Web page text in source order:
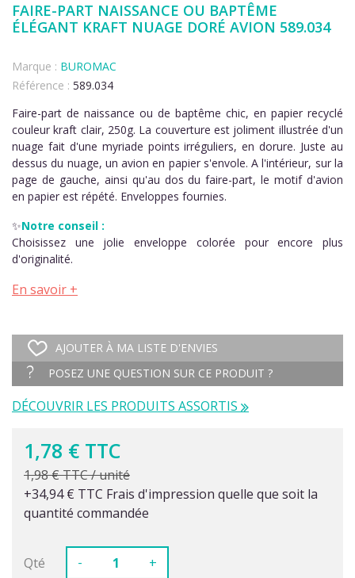
FAIRE-PART NAISSANCE OU BAPTÊME
ÉLÉGANT KRAFT NUAGE DORÉ AVION 589.034
Marque : BUROMAC
Référence : 589.034
Faire-part de naissance ou de baptême chic, en papier recyclé
couleur kraft clair, 250g. La couverture est joliment illustrée d'un
nuage fait d'une myriade points irréguliers, en dorure. Juste au
dessus du nuage, un avion en papier s'envole. A l'intérieur, sur la
page de gauche, ainsi qu'au dos du faire-part, le motif d'avion
en papier est répété. Enveloppes fournies.
✨Notre conseil :
Choisissez une jolie enveloppe colorée pour encore plus
d'originalité.
En savoir +
AJOUTER À MA LISTE D'ENVIES
POSEZ UNE QUESTION SUR CE PRODUIT ?
DÉCOUVRIR LES PRODUITS ASSORTIS
1,78 € TTC
1,98 € TTC / unité
+34,94 € TTC Frais d'impression quelle que soit la
quantité commandée
Qté - +